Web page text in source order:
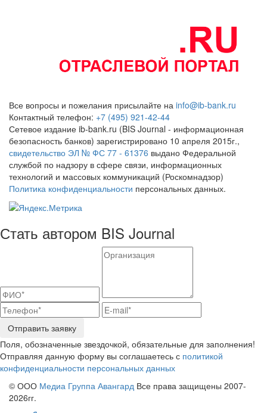
Все вопросы и пожелания присылайте на info@ib-bank.ru
Контактный телефон: +7 (495) 921-42-44
Сетевое издание ib-bank.ru (BIS Journal - информационная
безопасность банков) зарегистрировано 10 апреля 2015г.,
свидетельство ЭЛ № ФС 77 - 61376 выдано Федеральной
службой по надзору в сфере связи, информационных
технологий и массовых коммуникаций (Роскомнадзор)
Политика конфиденциальности персональных данных.
Стать автором BIS Journal
Отправить заявку
Поля, обозначенные звездочкой, обязательные для заполнения!
Отправляя данную форму вы соглашаетесь с политикой
конфиденциальности персональных данных
© ООО Медиа Группа Авангард Все права защищены 2007-
2026гг.